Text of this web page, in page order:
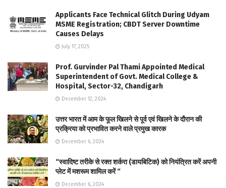
Applicants Face Technical Glitch During Udyam
MSME Registration; CBDT Server Downtime
Causes Delays
July 17, 2025
Prof. Gurvinder Pal Thami Appointed Medical
Superintendent of Govt. Medical College &
Hospital, Sector-32, Chandigarh
December 12, 2024
उत्तर भारत में आम के फूल खिलने से पूर्व एवं खिलने के दौरान की
प्रक्रिया को प्रभावित करने वाले प्रमुख कारक
December 6, 2024
“स्वादिष्ट तरीके से रक्त शर्करा (डायबिटिक) को नियंत्रित करें अपनी
प्लेट में मशरूम शामिल करें “
December 6, 2024